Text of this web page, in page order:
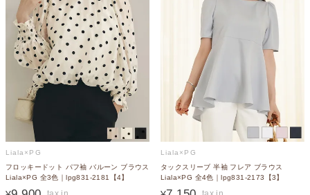
Liala×PG
フロッキードット パフ袖 バルーン ブラウス
Liala×PG 全3色｜lpg831-2181【4】
Liala×PG
タックスリーブ 半袖 フレア ブラウス
Liala×PG 全4色｜lpg831-2173【3】